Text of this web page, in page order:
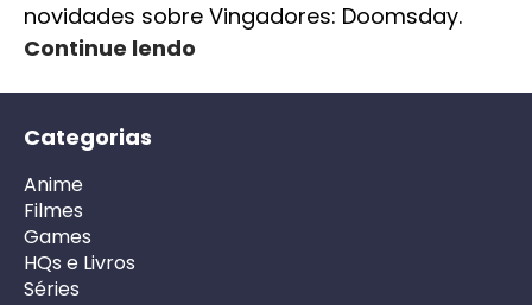
novidades sobre Vingadores: Doomsday.
Continue lendo
Categorias
Anime
Filmes
Games
HQs e Livros
Séries